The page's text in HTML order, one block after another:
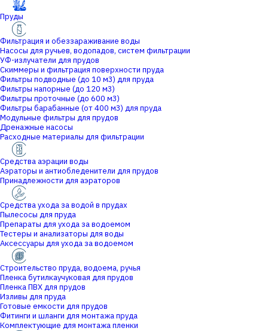
Пруды
Фильтрация и обеззараживание воды
Насосы для ручьев, водопадов, систем фильтрации
УФ-излучатели для прудов
Скиммеры и фильтрация поверхности пруда
Фильтры подводные (до 10 м3) для пруда
Фильтры напорные (до 120 м3)
Фильтры проточные (до 600 м3)
Фильтры барабанные (от 400 м3) для пруда
Модульные фильтры для прудов
Дренажные насосы
Расходные материалы для фильтрации
Средства аэрации воды
Аэраторы и антиобледенители для прудов
Принадлежности для аэраторов
Средства ухода за водой в прудах
Пылесосы для пруда
Препараты для ухода за водоемом
Тестеры и анализаторы для воды
Аксессуары для ухода за водоемом
Строительство пруда, водоема, ручья
Пленка бутилкаучуковая для прудов
Пленка ПВХ для прудов
Изливы для пруда
Готовые емкости для прудов
Фитинги и шланги для монтажа пруда
Комплектующие для монтажа пленки